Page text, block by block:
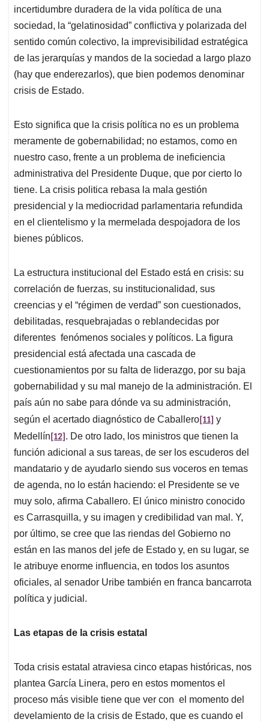
incertidumbre duradera de la vida política de una
sociedad, la “gelatinosidad” conflictiva y polarizada del
sentido común colectivo, la imprevisibilidad estratégica
de las jerarquías y mandos de la sociedad a largo plazo
(hay que enderezarlos), que bien podemos denominar
crisis de Estado.
Esto significa que la crisis política no es un problema
meramente de gobernabilidad; no estamos, como en
nuestro caso, frente a un problema de ineficiencia
administrativa del Presidente Duque, que por cierto lo
tiene. La crisis politica rebasa la mala gestión
presidencial y la mediocridad parlamentaria refundida
en el clientelismo y la mermelada despojadora de los
bienes públicos.
La estructura institucional del Estado está en crisis: su
correlación de fuerzas, su institucionalidad, sus
creencias y el “régimen de verdad” son cuestionados,
debilitadas, resquebrajadas o reblandecidas por
diferentes fenómenos sociales y políticos. La figura
presidencial está afectada una cascada de
cuestionamientos por su falta de liderazgo, por su baja
gobernabilidad y su mal manejo de la administración. El
país aún no sabe para dónde va su administración,
según el acertado diagnóstico de Caballero[11] y
Medellín[12]. De otro lado, los ministros que tienen la
función adicional a sus tareas, de ser los escuderos del
mandatario y de ayudarlo siendo sus voceros en temas
de agenda, no lo están haciendo: el Presidente se ve
muy solo, afirma Caballero. El único ministro conocido
es Carrasquilla, y su imagen y credibilidad van mal. Y,
por último, se cree que las riendas del Gobierno no
están en las manos del jefe de Estado y, en su lugar, se
le atribuye enorme influencia, en todos los asuntos
oficiales, al senador Uribe también en franca bancarrota
política y judicial.
Las etapas de la crisis estatal
Toda crisis estatal atraviesa cinco etapas históricas, nos
plantea García Linera, pero en estos momentos el
proceso más visible tiene que ver con el momento del
develamiento de la crisis de Estado, que es cuando el